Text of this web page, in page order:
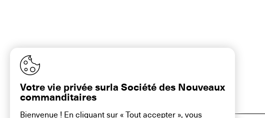
Votre vie privée surla Société des Nouveaux
commanditaires
Bienvenue ! En cliquant sur « Tout accepter », vous